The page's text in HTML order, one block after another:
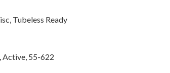
Tubeless Ready
Active, 55-622